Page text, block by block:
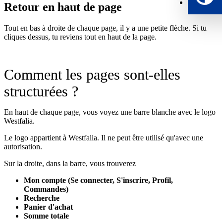
Retour en haut de page
Tout en bas à droite de chaque page, il y a une petite flèche. Si tu
cliques dessus, tu reviens tout en haut de la page.
Comment les pages sont-elles
structurées ?
En haut de chaque page, vous voyez une barre blanche avec le logo
Westfalia.
Le logo appartient à Westfalia. Il ne peut être utilisé qu'avec une
autorisation.
Sur la droite, dans la barre, vous trouverez
Mon compte (Se connecter, S'inscrire, Profil,
Commandes)
Recherche
Panier d'achat
Somme totale